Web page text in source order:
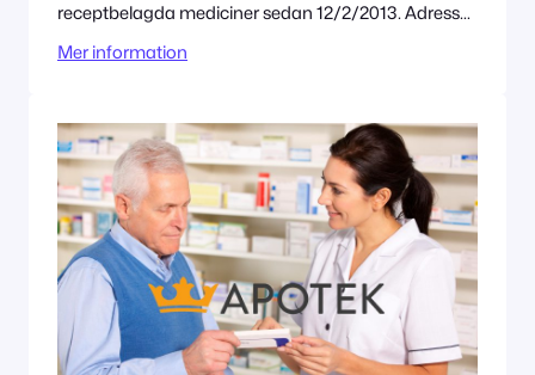
receptbelagda mediciner sedan 12/2/2013. Adress
Järfälla Tillståndet innehas av Kronans Apotek AB
Mer information